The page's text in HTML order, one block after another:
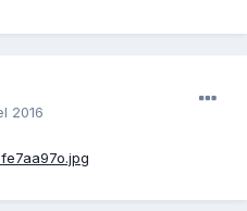
2016